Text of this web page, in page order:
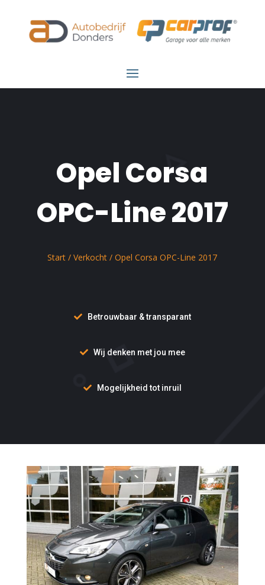
Opel Corsa
OPC-Line 2017
Start /Verkocht / Opel Corsa OPC-Line 2017
Betrouwbaar & transparant
Wij denken met jou mee
Mogelijkheid tot inruil